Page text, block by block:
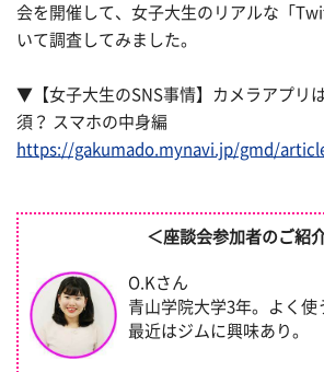
会を開催して、女子大生のリアルな「
いて調査してみました。
▼【女子大生のSNS事情】カメラアプリ
須？ スマホの中身編
https://gakumado.mynavi.jp/gmd/
＜座談会参加者のご紹
O.Kさん
青山学院大学3年。よく使
最近はジムに興味あり。